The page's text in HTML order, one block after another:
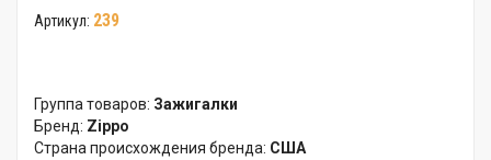
Артикул: 239
Группа товаров: Зажигалки
Бренд: Zippo
Страна происхождения бренда: США